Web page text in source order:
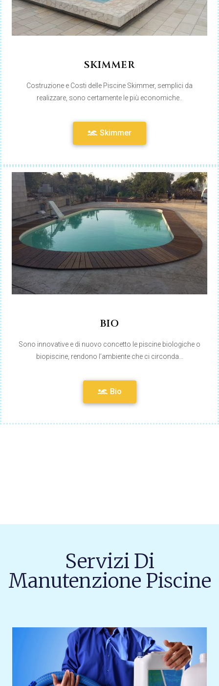
SKIMMER
Costruzione e Costi delle Piscine Skimmer, semplici da
realizzare, sono certamente le più economiche..
Skimmer
BIO
Sono innovative e di nuovo concetto le piscine biologiche o
biopiscine, rendono l’ambiente che ci circonda…
Bio
Servizi Di
Manutenzione Piscine